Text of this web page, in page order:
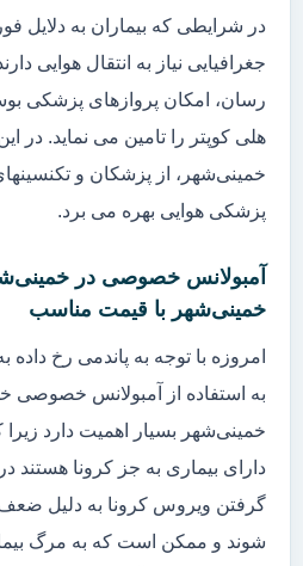
در شرایطی که بیماران به دلایل
جغرافیایی نیاز به انتقال هوایی
رسان، امکان پروازهای پزشکی
هلی کوپتر را تامین می نماید. در
خمینی‌شهر، از پزشکان و
پزشکی هوایی بهره می برد.
آمبولانس خصوصی در
خمینی‌شهر با قیمت مناسب
امروزه با توجه به پاندمی رخ داده
به استفاده از آمبولانس خصوصی
خمینی‌شهر بسیار اهمیت دارد
دارای بیماری به جز کرونا
گرفتن ویروس کرونا به دلیل ضعف
شوند و ممکن است که به مرگ